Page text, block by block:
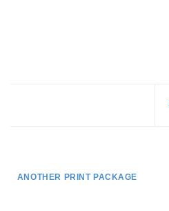
ANOTHER PRINT PACKAGE